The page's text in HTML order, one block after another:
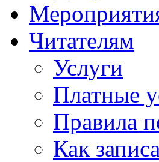
Читателям
Услуги
Платные
Правила
Как